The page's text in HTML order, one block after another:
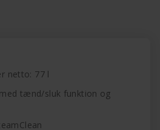
netto: 77 l
tænd/sluk funktion og